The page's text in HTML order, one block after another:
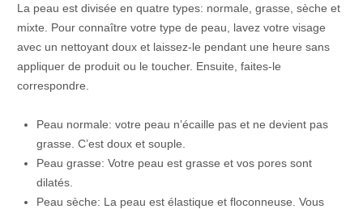
La peau est divisée en quatre types: normale, grasse, sèche et
mixte. Pour connaître votre type de peau, lavez votre visage
avec un nettoyant doux et laissez-le pendant une heure sans
appliquer de produit ou le toucher. Ensuite, faites-le
correspondre.
Peau normale: votre peau n’écaille pas et ne devient pas
grasse. C’est doux et souple.
Peau grasse: Votre peau est grasse et vos pores sont
dilatés.
Peau sèche: La peau est élastique et floconneuse. Vous